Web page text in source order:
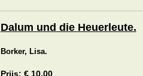
Dalum und die Heuerleute.
Borker, Lisa.
Prijs: € 10.00